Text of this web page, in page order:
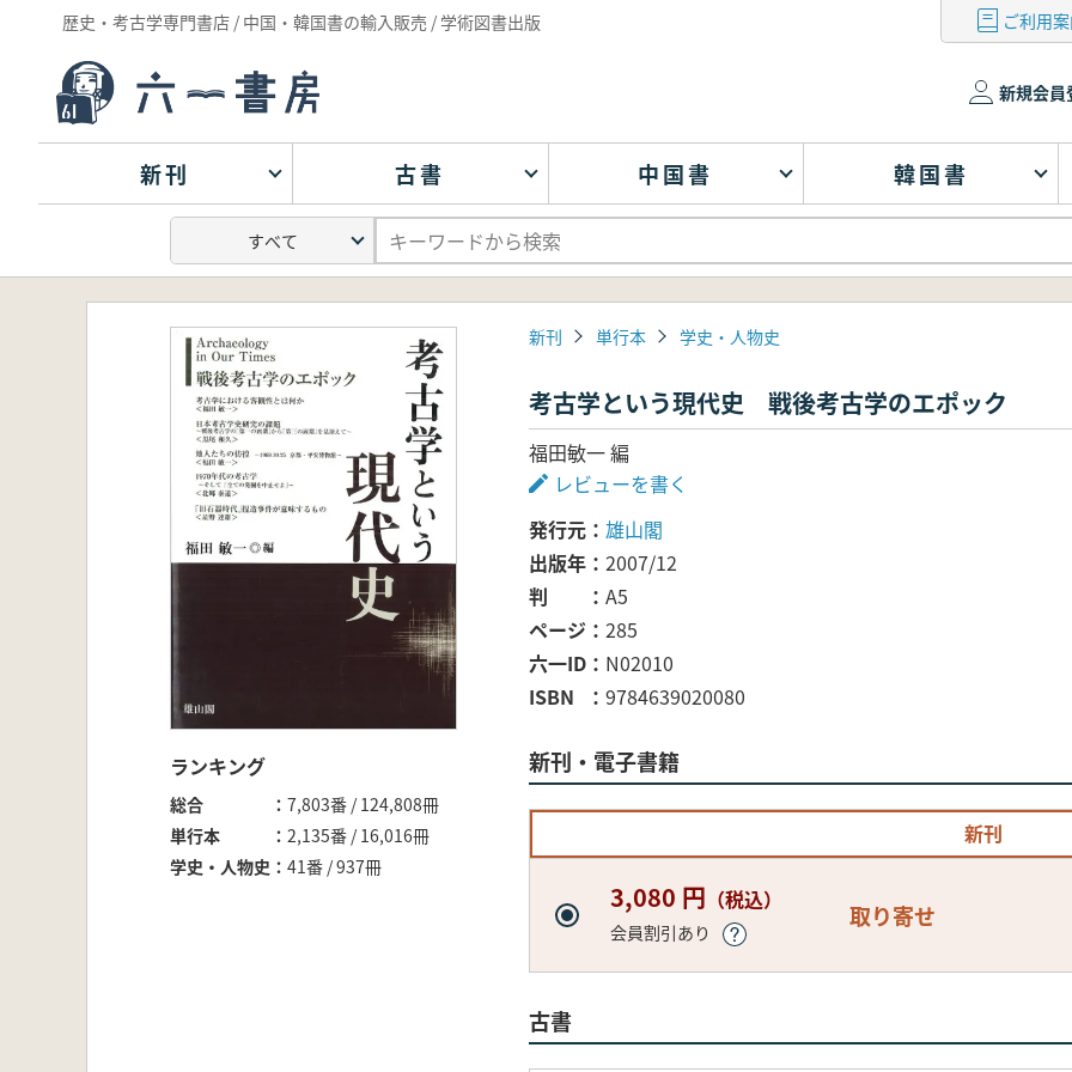
歴史・考古学専門書店 / 中国・韓国書の輸入販売 / 学術図書出版 ご利用
新規会員
新刊 古書 中国書 韓国書
ランキング
総合
7,803番 / 124,808冊
単行本
2,135番 / 16,016冊
学史・人物史
41番 / 937冊
新刊 単行本 学史・人物史
考古学という現代史 戦後考古学のエポック
福田敏一 編
レビューを書く
発行元
雄山閣
出版年
2007/12
判
A5
ページ
285
六一ID
N02010
ISBN
9784639020080
新刊・電子書籍
新刊
3,080 円 （税込）
会員割引あり
取り寄せ
古書